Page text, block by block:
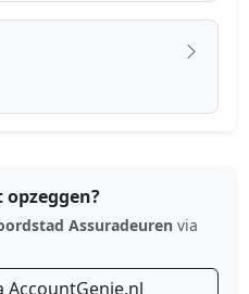
Assuradeuren via
AccountGenie.nl